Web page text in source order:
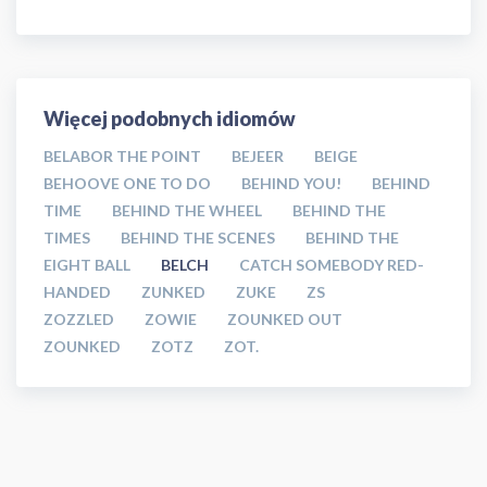
Więcej podobnych idiomów
BELABOR THE POINT BEJEER
BEIGE
BEHOOVE ONE TO DO
BEHIND YOU!
BEHIND
TIME
BEHIND THE WHEEL
BEHIND THE
TIMES
BEHIND THE SCENES
BEHIND THE
EIGHT BALL
BELCH
CATCH SOMEBODY RED-
HANDED
ZUNKED ZUKE
ZS
ZOZZLED
ZOWIE
ZOUNKED OUT
ZOUNKED
ZOTZ ZOT.